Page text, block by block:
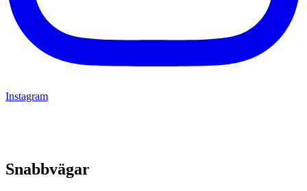
Instagram
Snabbvägar